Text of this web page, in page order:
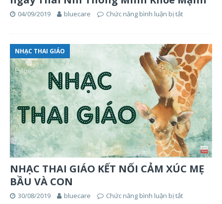
04/09/2019 bluecare Chức năng bình luận bị tắt
NHẠC THAI GIÁO
NHẠC THAI GIÁO KẾT NỐI CẢM XÚC MẸ
BẦU VÀ CON
30/08/2019 bluecare Chức năng bình luận bị tắt